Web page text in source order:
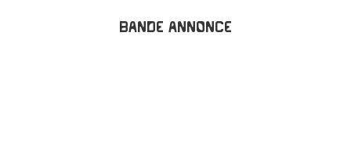
Bande annonce